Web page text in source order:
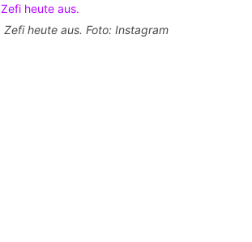
heute aus. Foto: Instagram